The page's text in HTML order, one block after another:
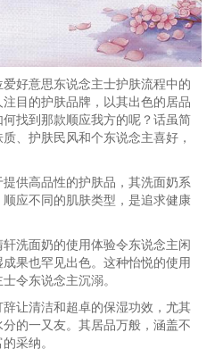
好意思东说念主士护肤流程中的
目的护肤品牌，以其出色的居品
找到那款顺应我方的呢？话虽简
、护肤民风和个东说念主喜好，
供高品性的护肤品，其洗面奶系
应不同的肌肤类型，是追求健康
洗面奶的使用体验令东说念主闲
果也罕见出色。这种怡悦的使用
令东说念主沉溺。
让清洁和超卓的保湿功效，尤其
的一又友。其居品万般，涵盖不
采纳。